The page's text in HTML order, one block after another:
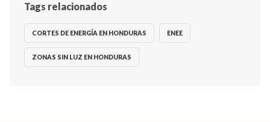
Tags relacionados
CORTES DE ENERGÍA EN HONDURAS ENEE
ZONAS SIN LUZ EN HONDURAS